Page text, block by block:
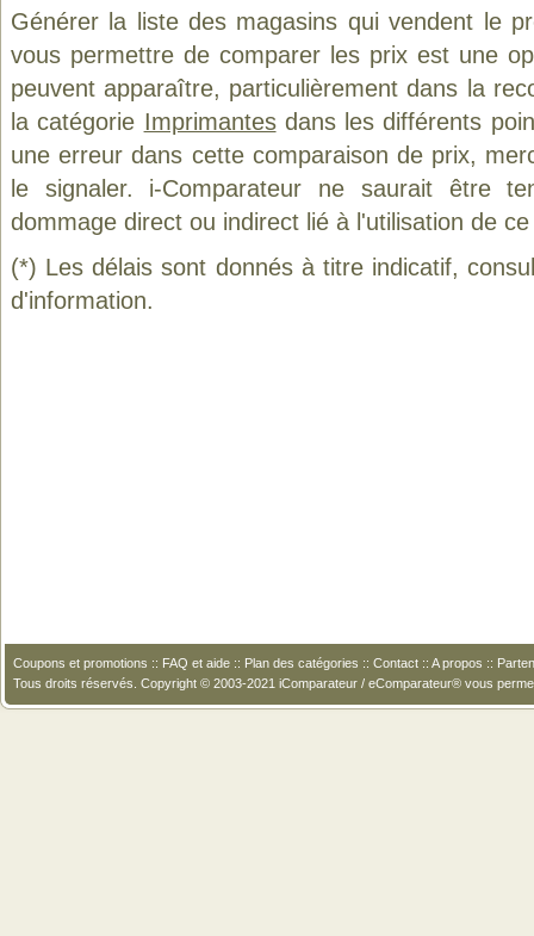
Générer la liste des magasins qui vendent le
vous permettre de comparer les prix est une
peuvent apparaître, particulièrement dans la
la catégorie Imprimantesdans les différents
une erreur dans cette comparaison de prix,
le signaler. i-Comparateur ne saurait être
dommage direct ou indirect lié à l'utilisation de
(*) Les délais sont donnés à titre indicatif,
d'information.
Coupons et promotions :: FAQ et aide :: Plan des catégories :: Contact :: A propos ::
Tous droits réservés. Copyright © 2003-2021 iComparateur / eComparateur® vous